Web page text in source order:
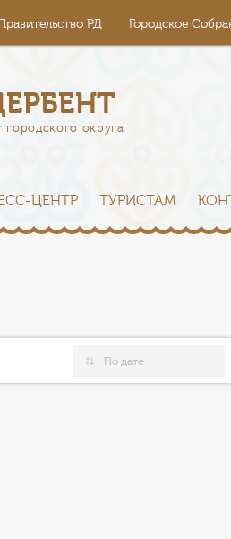
РД Городское
округа
ЦЕНТР ТУРИСТАМ